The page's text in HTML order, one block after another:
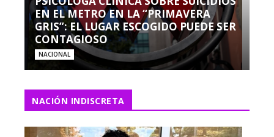
EN EL METRO EN LA “PRIMAVERA
GRIS”: EL LUGAR ESCOGIDO PUEDE SER
CONTAGIOSO
NACIONAL
NACIÓN INDISCRETA